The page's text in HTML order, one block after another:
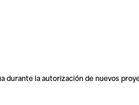
la autorización de nuevos